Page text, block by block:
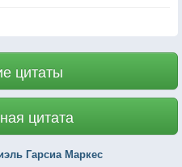
двойственность
в любовной страсти,
цитаты
цитата
Гарсиа Маркес